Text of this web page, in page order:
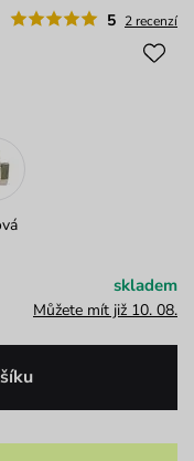
5 2 recenzí
skladem
Můžete mít již 10. 08.